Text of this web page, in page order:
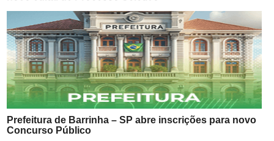
Prefeitura de Barrinha – SP abre inscrições para novo
Concurso Público